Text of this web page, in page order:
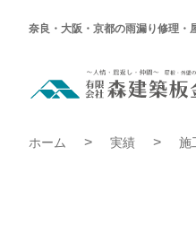
奈良・大阪・京都の雨漏り修理・
ホーム 実績 施